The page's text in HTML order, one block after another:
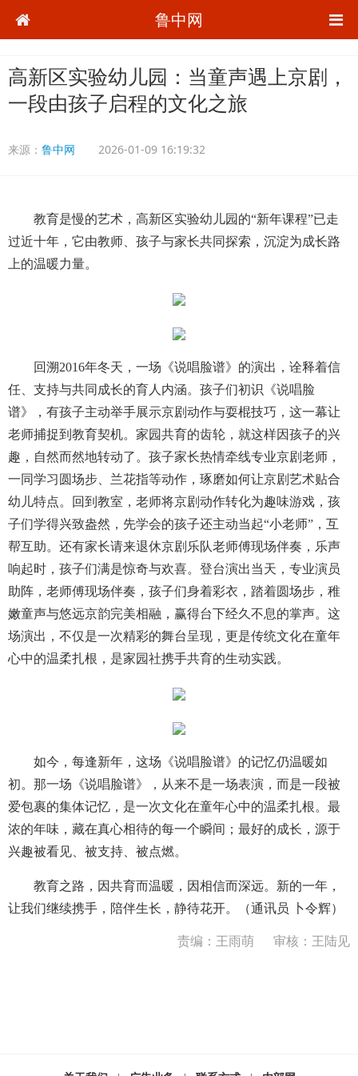
鲁中网
高新区实验幼儿园：当童声遇上京剧，
一段由孩子启程的文化之旅
来源： 鲁中网 2026-01-09 16:19:32
教育是慢的艺术，高新区实验幼儿园的“新年课程”已走
过近十年，它由教师、孩子与家长共同探索，沉淀为成长路
上的温暖力量。
回溯2016年冬天，一场《说唱脸谱》的演出，诠释着信
任、支持与共同成长的育人内涵。孩子们初识《说唱脸
谱》，有孩子主动举手展示京剧动作与耍棍技巧，这一幕让
老师捕捉到教育契机。家园共育的齿轮，就这样因孩子的兴
趣，自然而然地转动了。孩子家长热情牵线专业京剧老师，
一同学习圆场步、兰花指等动作，琢磨如何让京剧艺术贴合
幼儿特点。回到教室，老师将京剧动作转化为趣味游戏，孩
子们学得兴致盎然，先学会的孩子还主动当起“小老师”，互
帮互助。还有家长请来退休京剧乐队老师傅现场伴奏，乐声
响起时，孩子们满是惊奇与欢喜。登台演出当天，专业演员
助阵，老师傅现场伴奏，孩子们身着彩衣，踏着圆场步，稚
嫩童声与悠远京韵完美相融，赢得台下经久不息的掌声。这
场演出，不仅是一次精彩的舞台呈现，更是传统文化在童年
心中的温柔扎根，是家园社携手共育的生动实践。
如今，每逢新年，这场《说唱脸谱》的记忆仍温暖如
初。那一场《说唱脸谱》，从来不是一场表演，而是一段被
爱包裹的集体记忆，是一次文化在童年心中的温柔扎根。最
浓的年味，藏在真心相待的每一个瞬间；最好的成长，源于
兴趣被看见、被支持、被点燃。
教育之路，因共育而温暖，因相信而深远。新的一年，
让我们继续携手，陪伴生长，静待花开。（通讯员 卜令辉）
责编：王雨萌 审核：王陆见